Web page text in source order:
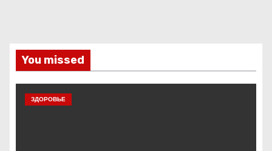
You missed
ЗДОРОВЬЕ